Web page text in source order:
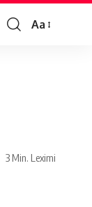
Aa
3 Min. Leximi